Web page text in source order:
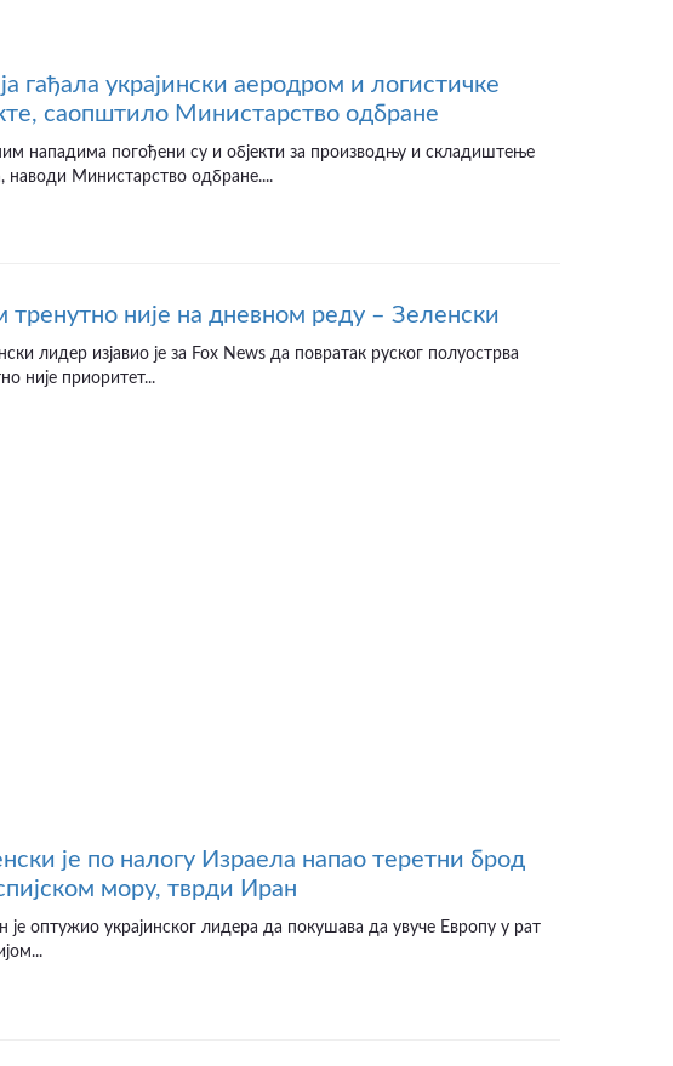
гађала украјински аеродром и логистичке
саопштило Министарство одбране
нападима погођени су и објекти за производњу и складиштење
наводи Министарство одбране....
тренутно није на дневном реду – Зеленски
лидер изјавио је за Fox News да повратак руског полуострва
није приоритет...
је по налогу Израела напао теретни брод
мору, тврди Иран
је оптужио украјинског лидера да покушава да увуче Европу у рат